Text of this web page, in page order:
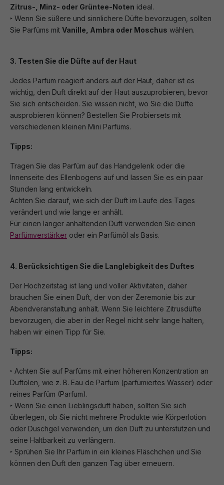
Zitrus-, Minz- oder Grüntee-Noten ideal.
‣ Wenn Sie süßere und sinnlichere Düfte bevorzugen, sollten
Sie Parfüms mit Vanille, Ambra oder Moschus wählen.
3. Testen Sie die Düfte auf der Haut
Jedes Parfüm reagiert anders auf der Haut, daher ist es
wichtig, den Duft direkt auf der Haut auszuprobieren, bevor
Sie sich entscheiden. Sie wissen nicht, wo Sie die Düfte
ausprobieren können? Bestellen Sie Probiersets mit
verschiedenen kleinen Mini Parfüms.
Tipps:
Tragen Sie das Parfüm auf das Handgelenk oder die
Innenseite des Ellenbogens auf und lassen Sie es ein paar
Stunden lang entwickeln.
Achten Sie darauf, wie sich der Duft im Laufe des Tages
verändert und wie lange er anhält.
Für einen länger anhaltenden Duft verwenden Sie einen
Parfümverstärker oder ein Parfümöl als Basis.
4. Berücksichtigen Sie die Langlebigkeit des Duftes
Der Hochzeitstag ist lang und voller Aktivitäten, daher
brauchen Sie einen Duft, der von der Zeremonie bis zur
Abendveranstaltung anhält. Wenn Sie leichtere Zitrusdüfte
bevorzugen, die aber in der Regel nicht sehr lange halten,
haben wir einen Tipp für Sie.
Tipps:
‣ Achten Sie auf Parfüms mit einer höheren Konzentration an
Duftölen, wie z. B. Eau de Parfum (parfümiertes Wasser) oder
reines Parfüm (Parfum).
‣ Wenn Sie einen Lieblingsduft haben, sollten Sie sich
überlegen, ob Sie nicht mehrere Produkte wie Körperlotion
oder Duschgel verwenden, um den Duft zu unterstützen und
seine Haltbarkeit zu verlängern.
‣ Sprühen Sie Ihr Parfüm in ein kleines Fläschchen und Sie
können den Duft den ganzen Tag über erneuern.